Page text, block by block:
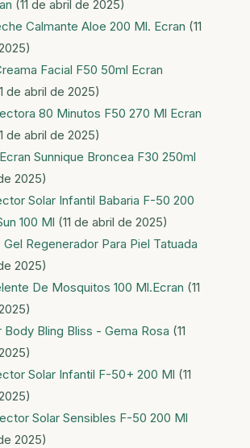
(11 de abril de 2025)
Calmante Aloe 200 Ml. Ecran (11
Facial F50 50ml Ecran
de abril de 2025)
80 Minutos F50 270 Ml Ecran
de abril de 2025)
Sunnique Broncea F30 250ml
2025)
Solar Infantil Babaria F-50 200
100 Ml (11 de abril de 2025)
Regenerador Para Piel Tatuada
2025)
De Mosquitos 100 Ml.Ecran (11
Body Bling Bliss - Gema Rosa (11
Solar Infantil F-50+ 200 Ml (11
Solar Sensibles F-50 200 Ml
2025)